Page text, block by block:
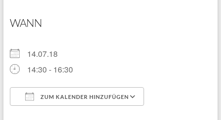
WANN
14.07.18
14:30 - 16:30
ZUM KALENDER HINZUFÜGEN